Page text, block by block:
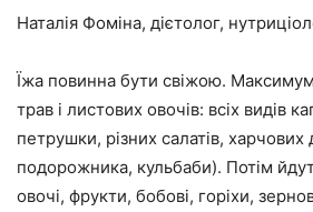
Наталія Фоміна, дієтолог,
Їжа повинна бути свіжою.
трав і листових овочів: всіх видів
петрушки, різних салатів, харчових
подорожника, кульбаби). Потім
овочі, фрукти, бобові, горіхи,